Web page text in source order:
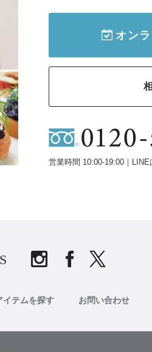
オン
営業時間 10:00-19:00｜LINE
イテムを探す お問い合わせ